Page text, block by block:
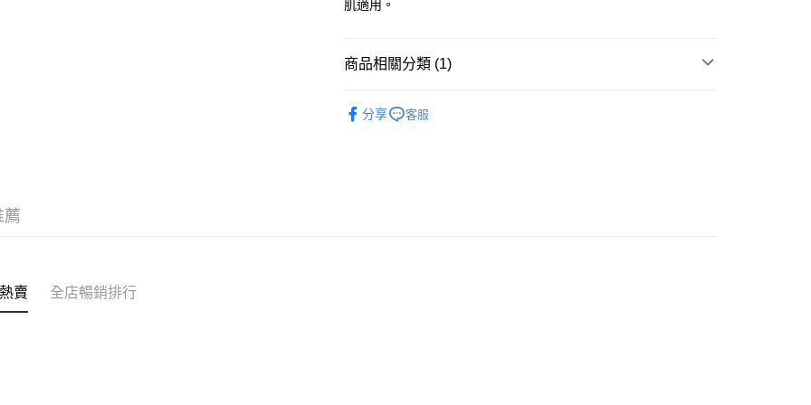
JD京東物流，訂單確認發貨後2-4個工作天送達
付款後門市自取，訂單確認後2-4個工作天到店，7天內取。逾期後
免運費
肌適用。
商品相關分類 (1)
分享
客服
薦
賣 全店暢銷排行